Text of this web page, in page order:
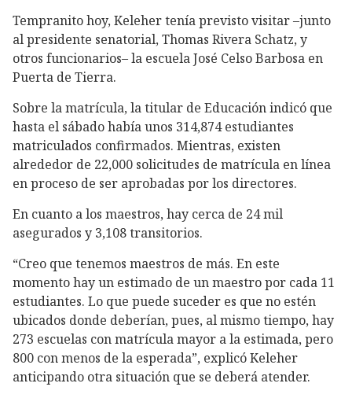
Tempranito hoy, Keleher tenía previsto visitar –junto
al presidente senatorial, Thomas Rivera Schatz, y
otros funcionarios– la escuela José Celso Barbosa en
Puerta de Tierra.
Sobre la matrícula, la titular de Educación indicó que
hasta el sábado había unos 314,874 estudiantes
matriculados confirmados. Mientras, existen
alrededor de 22,000 solicitudes de matrícula en línea
en proceso de ser aprobadas por los directores.
En cuanto a los maestros, hay cerca de 24 mil
asegurados y 3,108 transitorios.
“Creo que tenemos maestros de más. En este
momento hay un estimado de un maestro por cada 11
estudiantes. Lo que puede suceder es que no estén
ubicados donde deberían, pues, al mismo tiempo, hay
273 escuelas con matrícula mayor a la estimada, pero
800 con menos de la esperada”, explicó Keleher
anticipando otra situación que se deberá atender.